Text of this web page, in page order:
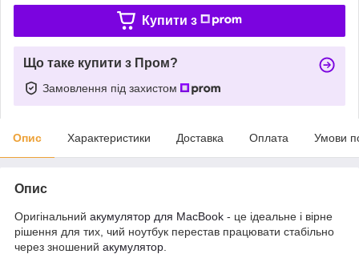
Купити з
Що таке купити з Пром?
Замовлення під захистом
Опис Характеристики Доставка Оплата Умови
Опис
Оригінальний акумулятор для MacBook - це ідеальне і вірне
рішення для тих, чий ноутбук перестав працювати стабільно
через зношений акумулятор